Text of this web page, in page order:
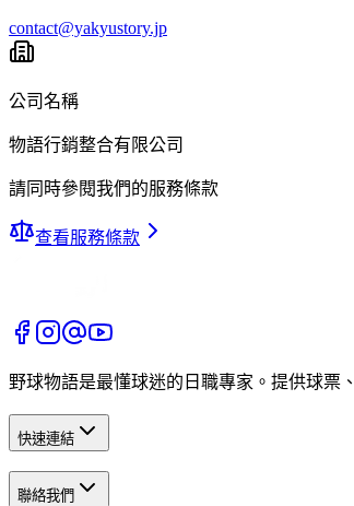
contact@yakyustory.jp
公司名稱
物語行銷整合有限公司
請同時參閱我們的服務條款
查看服務條款
野球物語是最懂球迷的日職專家。提供球票
快速連結
聯絡我們